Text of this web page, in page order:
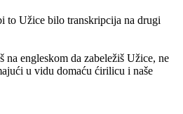
to Užice bilo transkripcija na drugi
na engleskom da zabeležiš Užice, ne
u vidu domaću ćirilicu i naše